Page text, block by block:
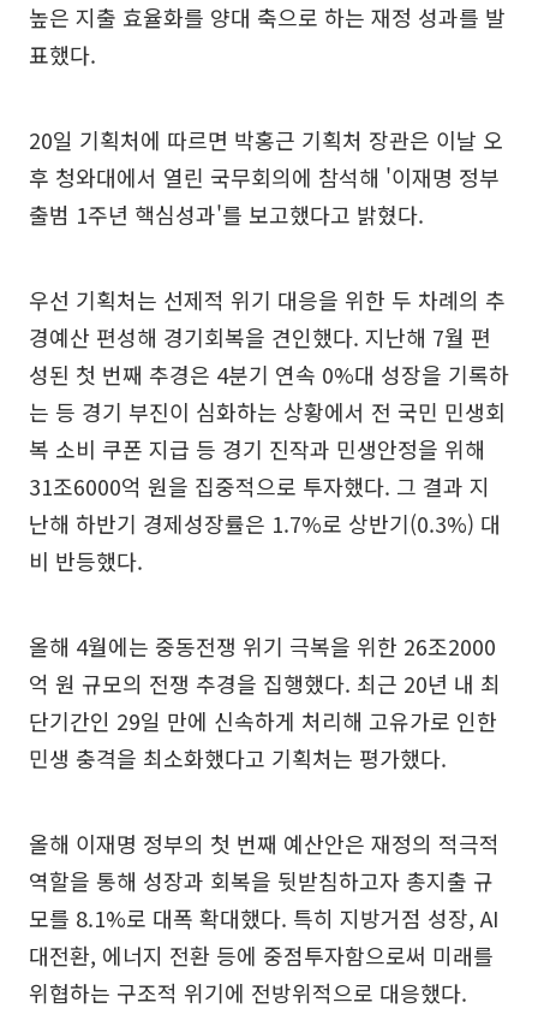
높은 지출 효율화를 양대 축으로 하는 재정 성과를 발
표했다.
20일 기획처에 따르면 박홍근 기획처 장관은 이날 오
후 청와대에서 열린 국무회의에 참석해 '이재명 정부
출범 1주년 핵심성과'를 보고했다고 밝혔다.
우선 기획처는 선제적 위기 대응을 위한 두 차례의 추
경예산 편성해 경기회복을 견인했다. 지난해 7월 편
성된 첫 번째 추경은 4분기 연속 0%대 성장을 기록하
는 등 경기 부진이 심화하는 상황에서 전 국민 민생회
복 소비 쿠폰 지급 등 경기 진작과 민생안정을 위해
31조6000억 원을 집중적으로 투자했다. 그 결과 지
난해 하반기 경제성장률은 1.7%로 상반기(0.3%) 대
비 반등했다.
올해 4월에는 중동전쟁 위기 극복을 위한 26조2000
억 원 규모의 전쟁 추경을 집행했다. 최근 20년 내 최
단기간인 29일 만에 신속하게 처리해 고유가로 인한
민생 충격을 최소화했다고 기획처는 평가했다.
올해 이재명 정부의 첫 번째 예산안은 재정의 적극적
역할을 통해 성장과 회복을 뒷받침하고자 총지출 규
모를 8.1%로 대폭 확대했다. 특히 지방거점 성장, AI
대전환, 에너지 전환 등에 중점투자함으로써 미래를
위협하는 구조적 위기에 전방위적으로 대응했다.